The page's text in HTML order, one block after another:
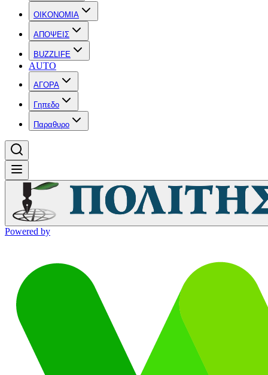
OIKONOMIA
ΑΠΟΨΕΙΣ
BUZZLIFE
AUTO
ΑΓΟΡΑ
Γηπεδο
Παραθυρο
Powered by